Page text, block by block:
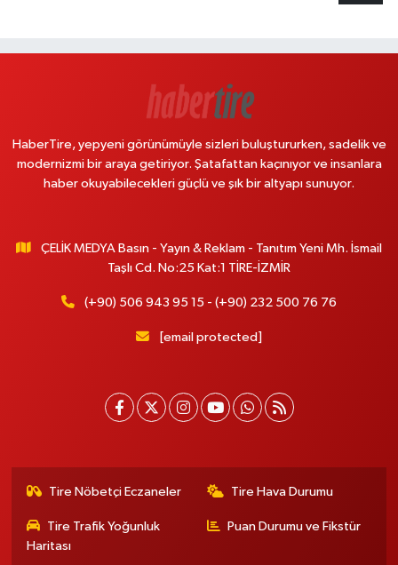
HaberTire, yepyeni görünümüyle sizleri buluştururken, sadelik ve
modernizmi bir araya getiriyor. Şatafattan kaçınıyor ve insanlara
haber okuyabilecekleri güçlü ve şık bir altyapı sunuyor.
ÇELİK MEDYA Basın - Yayın & Reklam - Tanıtım Yeni Mh. İsmail
Taşlı Cd. No:25 Kat:1 TİRE-İZMİR
(+90) 506 943 95 15 - (+90) 232 500 76 76
[email protected]
Tire Nöbetçi Eczaneler Tire Hava Durumu
Tire Trafik Yoğunluk
Haritası
Puan Durumu ve Fikstür